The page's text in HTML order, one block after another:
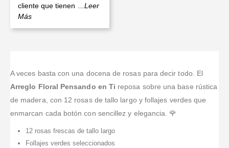
cliente que tienen ...Leer
Más
A veces basta con una docena de rosas para decir todo. El
Arreglo Floral Pensando en Ti reposa sobre una base rústica
de madera, con 12 rosas de tallo largo y follajes verdes que
enmarcan cada botón con sencillez y elegancia. 🌹
12 rosas frescas de tallo largo
Follajes verdes seleccionados